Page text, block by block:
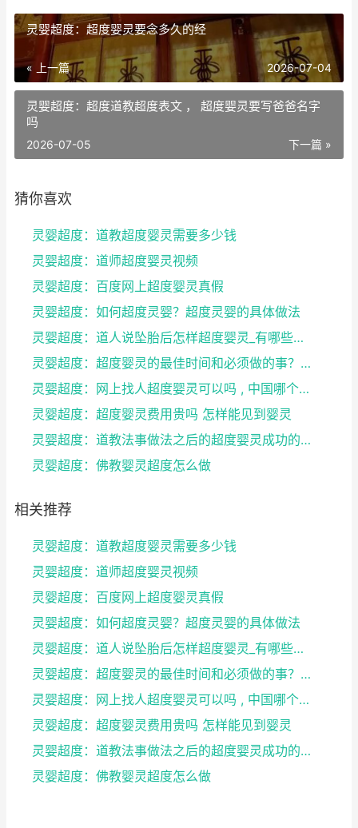
灵婴超度：超度婴灵要念多久的经
« 上一篇 2026-07-04
灵婴超度：超度道教超度表文 ， 超度婴灵要写爸爸名字
吗
下一篇 »
2026-07-05
猜你喜欢
灵婴超度：道教超度婴灵需要多少钱
灵婴超度：道师超度婴灵视频
灵婴超度：百度网上超度婴灵真假
灵婴超度：如何超度灵婴？超度灵婴的具体做法
灵婴超度：道人说坠胎后怎样超度婴灵_有哪些方法可
灵婴超度：超度婴灵的最佳时间和必须做的事？婴灵超度...
灵婴超度：网上找人超度婴灵可以吗 , 中国哪个寺庙...
灵婴超度：超度婴灵费用贵吗 怎样能见到婴灵
灵婴超度：道教法事做法之后的超度婴灵成功的征兆
灵婴超度：佛教婴灵超度怎么做
相关推荐
灵婴超度：道教超度婴灵需要多少钱
灵婴超度：道师超度婴灵视频
灵婴超度：百度网上超度婴灵真假
灵婴超度：如何超度灵婴？超度灵婴的具体做法
灵婴超度：道人说坠胎后怎样超度婴灵_有哪些方法可
灵婴超度：超度婴灵的最佳时间和必须做的事？婴灵超度...
灵婴超度：网上找人超度婴灵可以吗 , 中国哪个寺庙...
灵婴超度：超度婴灵费用贵吗 怎样能见到婴灵
灵婴超度：道教法事做法之后的超度婴灵成功的征兆
灵婴超度：佛教婴灵超度怎么做